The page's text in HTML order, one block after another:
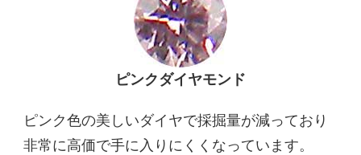
ピンクダイヤモンド
ピンク色の美しいダイヤで採掘量が減っており
非常に高価で手に入りにくくなっています。